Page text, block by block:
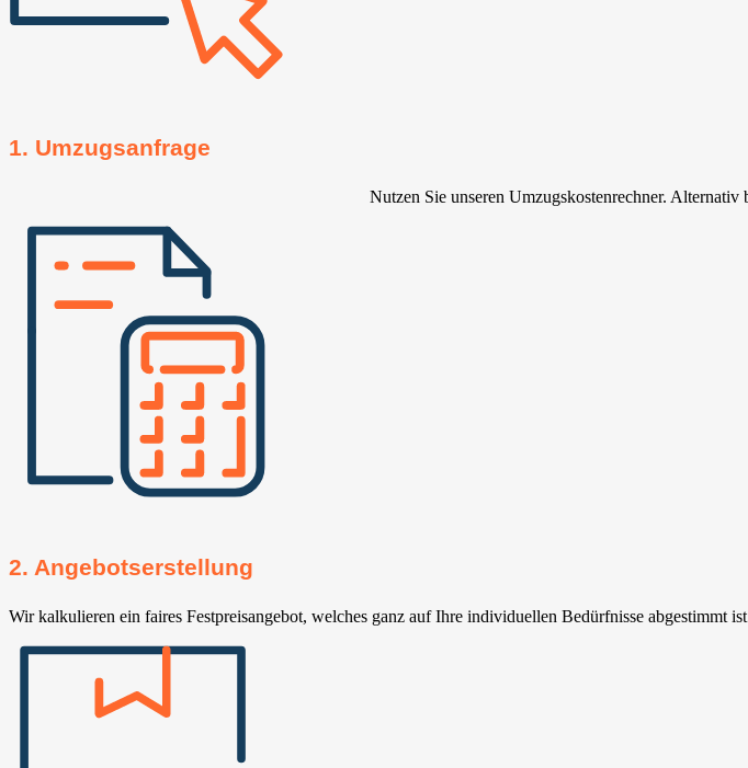
1. Umzugsanfrage
Nutzen Sie unseren Umzugskostenrechner.
2. Angebotserstellung
Wir kalkulieren ein faires Festpreisangebot, welches ganz auf Ihre individuellen Bedürfnisse abgestimmt